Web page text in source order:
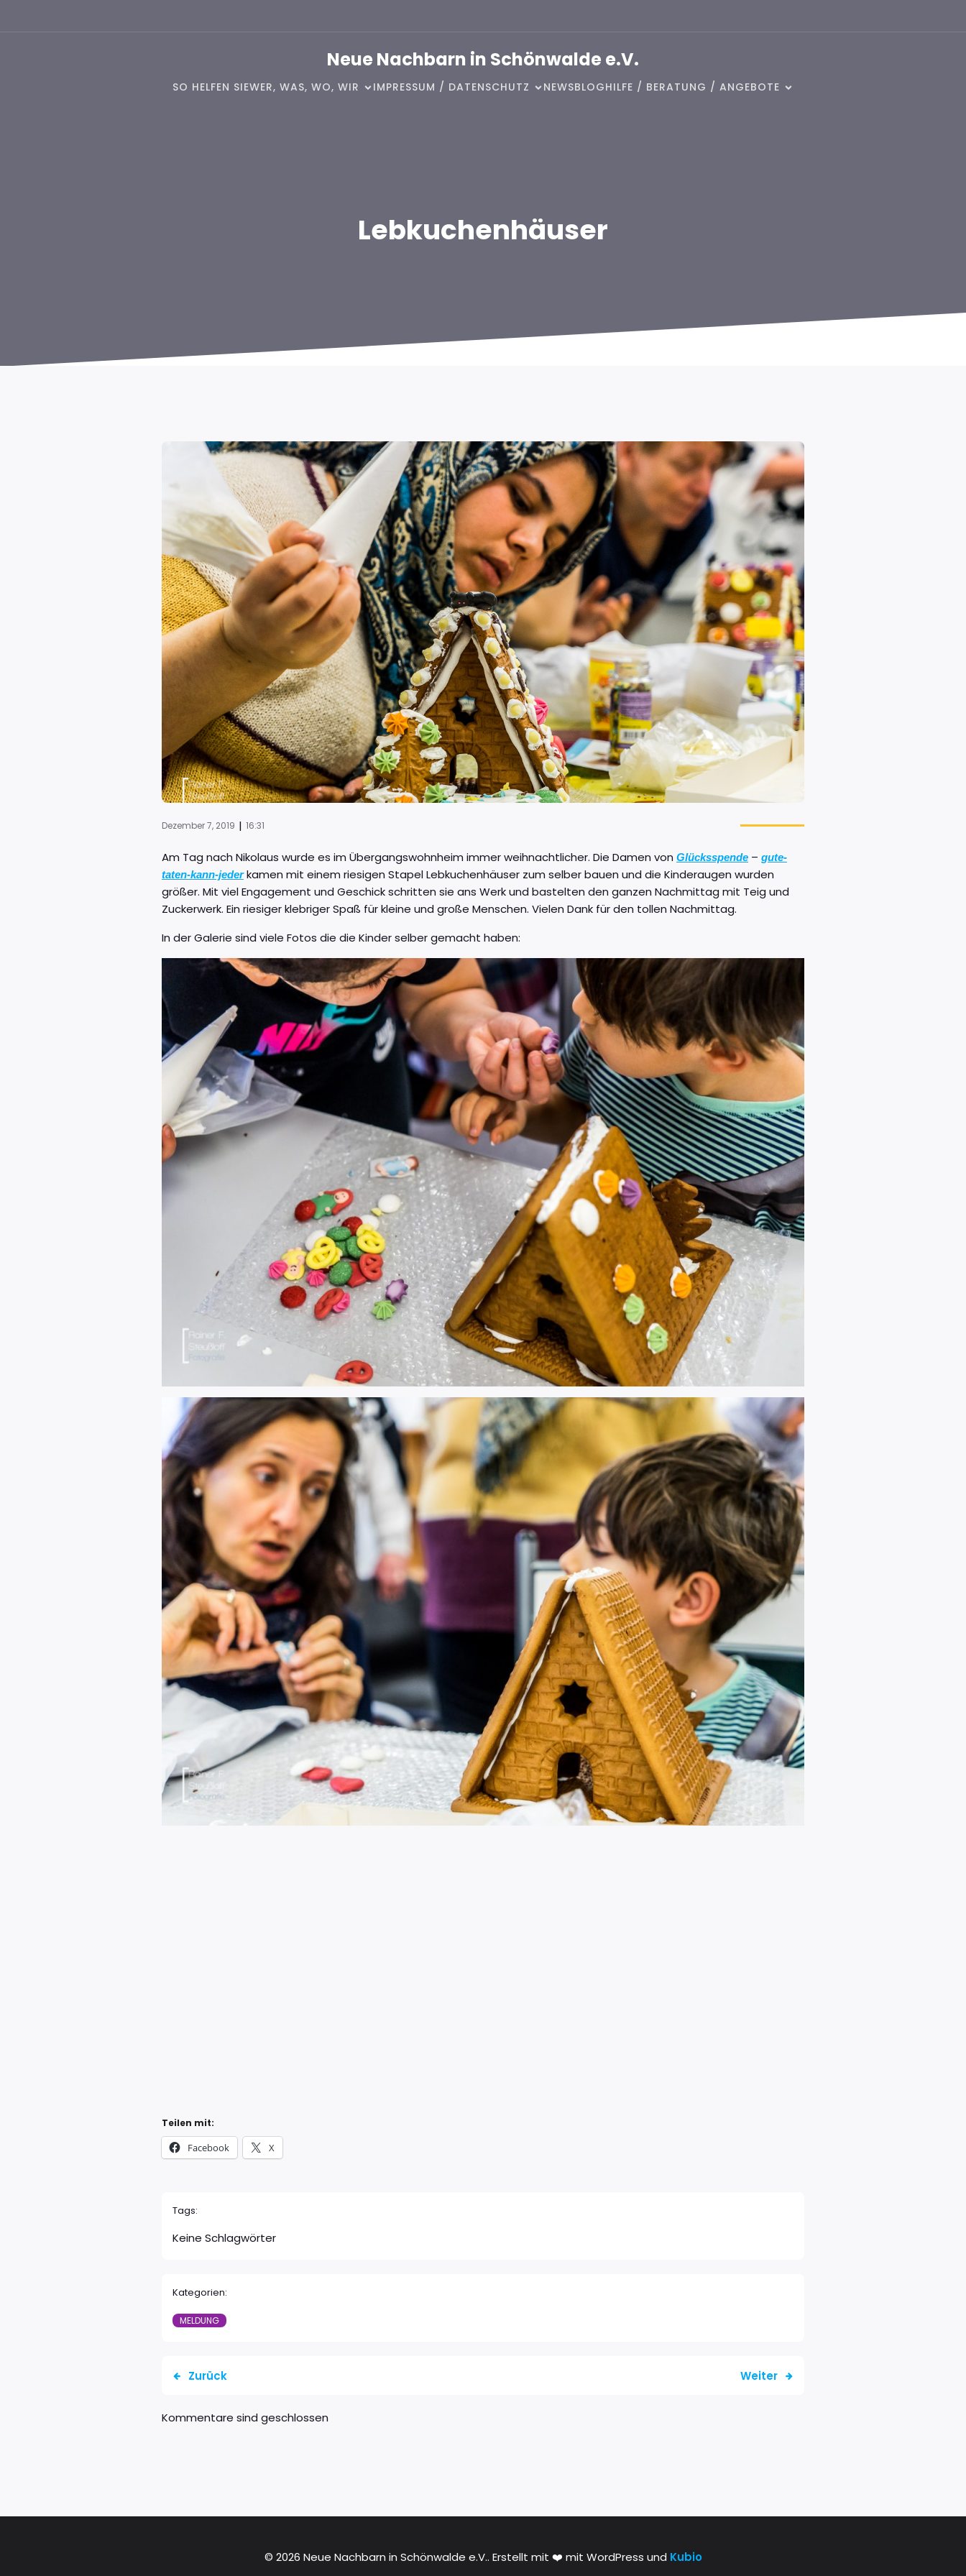
Neue Nachbarn in Schönwalde e.V.
SO HELFEN SIEWER, WAS, WO, WIR IMPRESSUM / DATENSCHUTZ NEWSBLOGHILFE / BERATUNG / ANGEBOTE
Lebkuchenhäuser
Dezember 7, 2019 | 16:31
Am Tag nach Nikolaus wurde es im Übergangswohnheim immer weihnachtlicher. Die Damen von Glücksspende – gute-
taten-kann-jederkamen mit einem riesigen Stapel Lebkuchenhäuser zum selber bauen und die Kinderaugen wurden
größer. Mit viel Engagement und Geschick schritten sie ans Werk und bastelten den ganzen Nachmittag mit Teig und
Zuckerwerk. Ein riesiger klebriger Spaß für kleine und große Menschen. Vielen Dank für den tollen Nachmittag.
In der Galerie sind viele Fotos die die Kinder selber gemacht haben:
Teilen mit:
Facebook X
Tags:
Keine Schlagwörter
Kategorien:
MELDUNG
Zurück Weiter
Kommentare sind geschlossen
© 2026 Neue Nachbarn in Schönwalde e.V.. Erstellt mit ❤️ mit WordPress und Kubio